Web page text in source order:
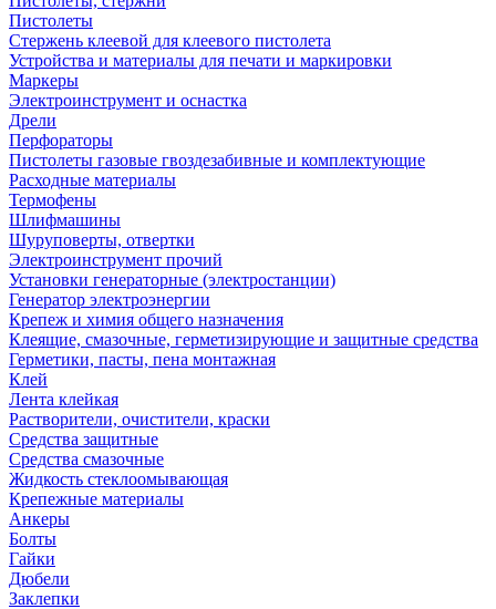
Пистолеты
Стержень клеевой для клеевого пистолета
Устройства и материалы для печати и маркировки
Маркеры
Электроинструмент и оснастка
Дрели
Перфораторы
Пистолеты газовые гвоздезабивные и комплектующие
Расходные материалы
Термофены
Шлифмашины
Шуруповерты, отвертки
Электроинструмент прочий
Установки генераторные (электростанции)
Генератор электроэнергии
Крепеж и химия общего назначения
Клеящие, смазочные, герметизирующие и защитные средства
Герметики, пасты, пена монтажная
Клей
Лента клейкая
Растворители, очистители, краски
Средства защитные
Средства смазочные
Жидкость стеклоомывающая
Крепежные материалы
Анкеры
Болты
Гайки
Дюбели
Заклепки